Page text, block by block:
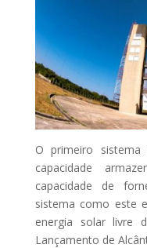
O primeiro
capacidade
capacidade de
sistema como este
energia solar livre
Lançamento de